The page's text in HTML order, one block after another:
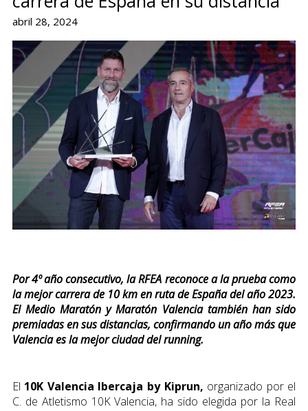
abril 28, 2024
Por 4º año consecutivo, la RFEA reconoce a la prueba como
la mejor carrera de 10 km en ruta de España del año 2023.
El Medio Maratón y Maratón Valencia también han sido
premiadas en sus distancias, confirmando un año más que
Valencia es la mejor ciudad del running.
El 10K Valencia Ibercaja by Kiprun, organizado por el
C. de Atletismo 10K Valencia, ha sido elegida por la Real